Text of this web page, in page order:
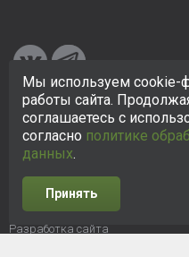
© 2005-2026 ООО «КСК». Сайт
исключительно в
на сайте не является
отношении персональных
Разработка сайта
Мы используем cookie-
работы сайта.
соглашаетесь с
согласно политике
данных.
Принять